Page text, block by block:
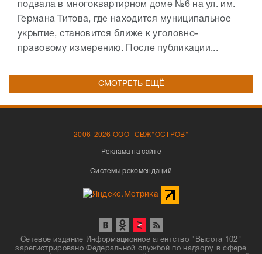
подвала в многоквартирном доме №6 на ул. им.
Германа Титова, где находится муниципальное
укрытие, становится ближе к уголовно-
правовому измерению. После публикации...
СМОТРЕТЬ ЕЩЁ
2006-2026 ООО "СВЖ"ОСТРОВ"
Реклама на сайте
Системы рекомендаций
Сетевое издание Информационное агентство "Высота 102"
зарегистрировано Федеральной службой по надзору в сфере